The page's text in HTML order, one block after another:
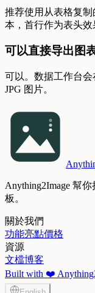
推荐使用从表格复制
本，首行作为表头效
可以直接导出图
可以。数据工作台
JPG 图片。
Anything2Image 幫
板。
關於我們
功能亮點價格
資源
文檔博客
Built with ❤️